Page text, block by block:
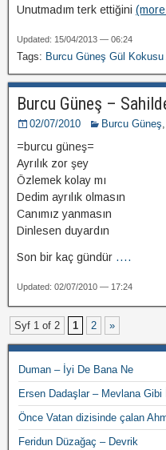
Unutmadım terk ettiğini
Updated: 15/04/2013 — 06:24
Tags: Burcu Güneş Gül Kokusu
Burcu Güneş –
02/07/2010 Burcu Güneş,
=burcu güneş=
Ayrılık zor şey
Özlemek kolay mı
Dedim ayrılık olmasın
Canımız yanmasın
Dinlesen duyardın
Son bir kaç gündür ....
Updated: 02/07/2010 — 17:24
Syf 1 of 2 1 2 »
Duman – İyi De Bana Ne
Ersen Dadaşlar – Mevlana Gibi
Önce Vatan dizisinde çalan
Feridun Düzağaç – Devrik